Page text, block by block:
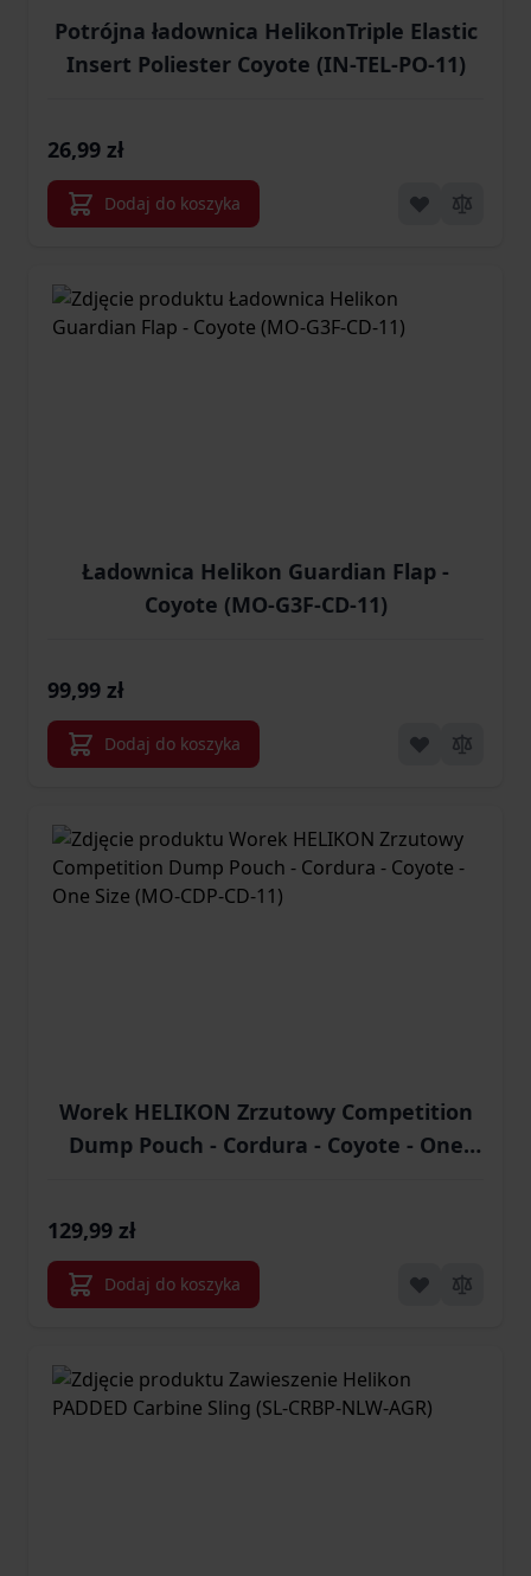
Potrójna ładownica HelikonTriple Elastic
Insert Poliester Coyote (IN-TEL-PO-11)
26,99 zł
Dodaj do koszyka
Ładownica Helikon Guardian Flap -
Coyote (MO-G3F-CD-11)
99,99 zł
Dodaj do koszyka
Worek HELIKON Zrzutowy Competition
Dump Pouch - Cordura - Coyote - One
129,99 zł
Dodaj do koszyka